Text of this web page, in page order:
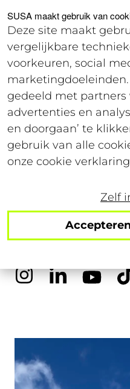
SUSA maakt gebruik van
Deze site maakt
vergelijkbare
voorkeuren, social
gedeeld met partners
advertenties en
en doorgaan’ te
gebruik van alle
onze cookie
Zelf
Voor studenten
Zo vul jij je